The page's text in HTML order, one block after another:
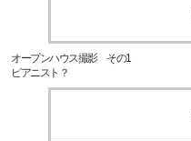
オープンハウス撮影 その1
ピアニスト？